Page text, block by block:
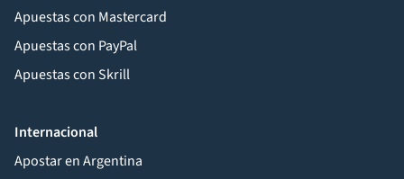
Apuestas con Mastercard
Apuestas con PayPal
Apuestas con Skrill
Internacional
Apostar en Argentina